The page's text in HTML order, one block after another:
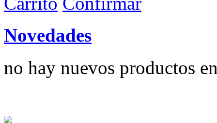
Novedades
no hay nuevos productos